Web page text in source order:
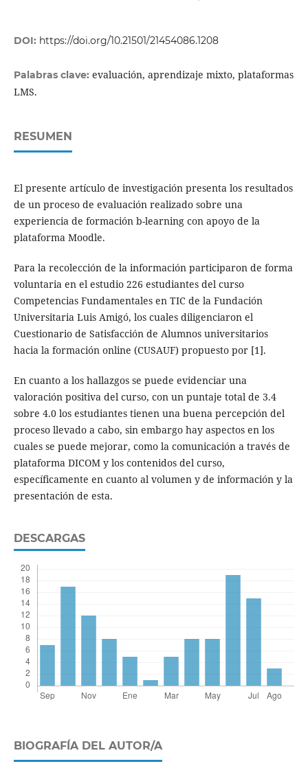
DOI: https://doi.org/10.21501/21454086.1208
Palabras clave: evaluación, aprendizaje mixto, plataformas
LMS.
RESUMEN
El presente artículo de investigación presenta los resultados
de un proceso de evaluación realizado sobre una
experiencia de formación b-learning con apoyo de la
plataforma Moodle.
Para la recolección de la información participaron de forma
voluntaria en el estudio 226 estudiantes del curso
Competencias Fundamentales en TIC de la Fundación
Universitaria Luis Amigó, los cuales diligenciaron el
Cuestionario de Satisfacción de Alumnos universitarios
hacia la formación online (CUSAUF) propuesto por [1].
En cuanto a los hallazgos se puede evidenciar una
valoración positiva del curso, con un puntaje total de 3.4
sobre 4.0 los estudiantes tienen una buena percepción del
proceso llevado a cabo, sin embargo hay aspectos en los
cuales se puede mejorar, como la comunicación a través de
plataforma DICOM y los contenidos del curso,
específicamente en cuanto al volumen y de información y la
presentación de esta.
DESCARGAS
BIOGRAFÍA DEL AUTOR/A